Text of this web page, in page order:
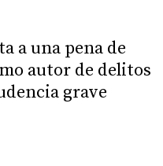
a una pena de
autor de delitos
grave